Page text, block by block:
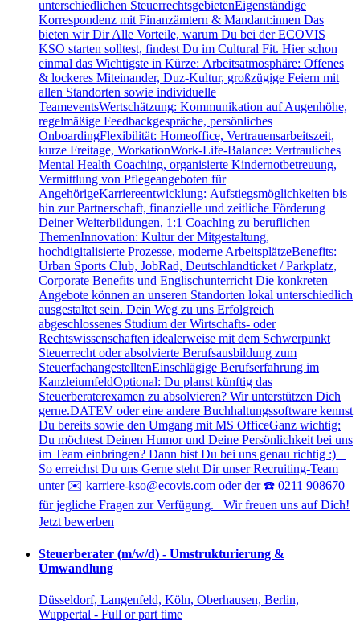
unterschiedlichen SteuerrechtsgebietenEigenständige
Korrespondenz mit Finanzämtern & Mandant:innen Das
bieten wir Dir Alle Vorteile, warum Du bei der ECOVIS
KSO starten solltest, findest Du im Cultural Fit. Hier schon
einmal das Wichtigste in Kürze: Arbeitsatmosphäre: Offenes
& lockeres Miteinander, Duz-Kultur, großzügige Feiern mit
allen Standorten sowie individuelle
TeameventsWertschätzung: Kommunikation auf Augenhöhe,
regelmäßige Feedbackgespräche, persönliches
OnboardingFlexibilität: Homeoffice, Vertrauensarbeitszeit,
kurze Freitage, WorkationWork-Life-Balance: Vertrauliches
Mental Health Coaching, organisierte Kindernotbetreuung,
Vermittlung von Pflegeangeboten für
AngehörigeKarriereentwicklung: Aufstiegsmöglichkeiten bis
hin zur Partnerschaft, finanzielle und zeitliche Förderung
Deiner Weiterbildungen, 1:1 Coaching zu beruflichen
ThemenInnovation: Kultur der Mitgestaltung,
hochdigitalisierte Prozesse, moderne ArbeitsplätzeBenefits:
Urban Sports Club, JobRad, Deutschlandticket / Parkplatz,
Corporate Benefits und Englischunterricht Die konkreten
Angebote können an unseren Standorten lokal unterschiedlich
ausgestaltet sein. Dein Weg zu uns Erfolgreich
abgeschlossenes Studium der Wirtschafts- oder
Rechtswissenschaften idealerweise mit dem Schwerpunkt
Steuerrecht oder absolvierte Berufsausbildung zum
SteuerfachangestelltenEinschlägige Berufserfahrung im
KanzleiumfeldOptional: Du planst künftig das
Steuerberaterexamen zu absolvieren? Wir unterstützen Dich
gerne.DATEV oder eine andere Buchhaltungssoftware kennst
Du bereits sowie den Umgang mit MS OfficeGanz wichtig:
Du möchtest Deinen Humor und Deine Persönlichkeit bei uns
im Team einbringen? Dann bist Du bei uns genau richtig :)
So erreichst Du uns Gerne steht Dir unser Recruiting-Team
unter ✉️ karriere-kso@ecovis.com oder der ☎️ 0211 908670
für jegliche Fragen zur Verfügung. Wir freuen uns auf Dich!
Jetzt bewerben
Steuerberater (m/w/d) - Umstrukturierung &
Umwandlung
Düsseldorf, Langenfeld, Köln, Oberhausen, Berlin,
Wuppertal - Full or part time